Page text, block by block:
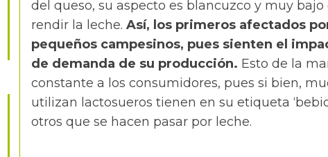
del queso, su aspecto es blancuzco y muy
rendir la leche. Así, los primeros afectados
pequeños campesinos, pues sienten el
de demanda de su producción. Esto de la
constante a los consumidores, pues si bien,
utilizan lactosueros tienen en su etiqueta
otros que se hacen pasar por leche.